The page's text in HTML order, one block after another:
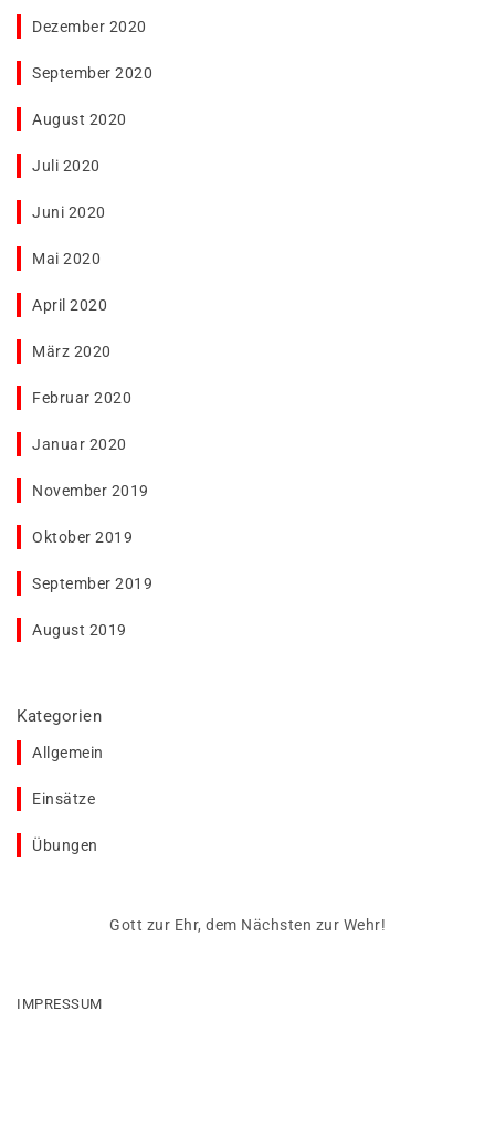
Dezember 2020
September 2020
August 2020
Juli 2020
Juni 2020
Mai 2020
April 2020
März 2020
Februar 2020
Januar 2020
November 2019
Oktober 2019
September 2019
August 2019
Kategorien
Allgemein
Einsätze
Übungen
Gott zur Ehr, dem Nächsten zur Wehr!
IMPRESSUM